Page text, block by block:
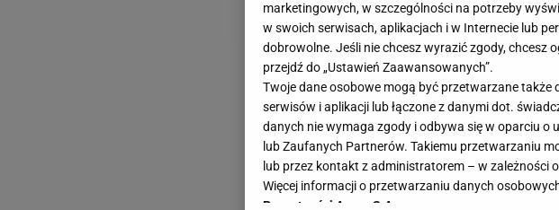
Agata Zielińska
8 sierpnia 2025, 13:45
Porządne buty trekkingowe zazwyczaj
chce przewietrzyć magazyny przed
buty siegają -80% i znalazłam kilka
drogie buty, skoro te naszpikowane
Zobacz!
marketingowych, w szczególności na potrzeby
w swoich serwisach, aplikacjach i w Internecie lub
dobrowolne. Jeśli nie chcesz wyrazić zgody, chcesz
przejdź do „Ustawień Zaawansowanych”.
Twoje dane osobowe mogą być przetwarzane
serwisów i aplikacji lub łączone z danymi dot.
danych nie wymaga zgody i odbywa się w oparciu o
lub Zaufanych Partnerów. Takiemu przetwarzaniu
lub przez kontakt z administratorem – w zależności
Więcej informacji o przetwarzaniu danych
Prywatności Agora S.A.